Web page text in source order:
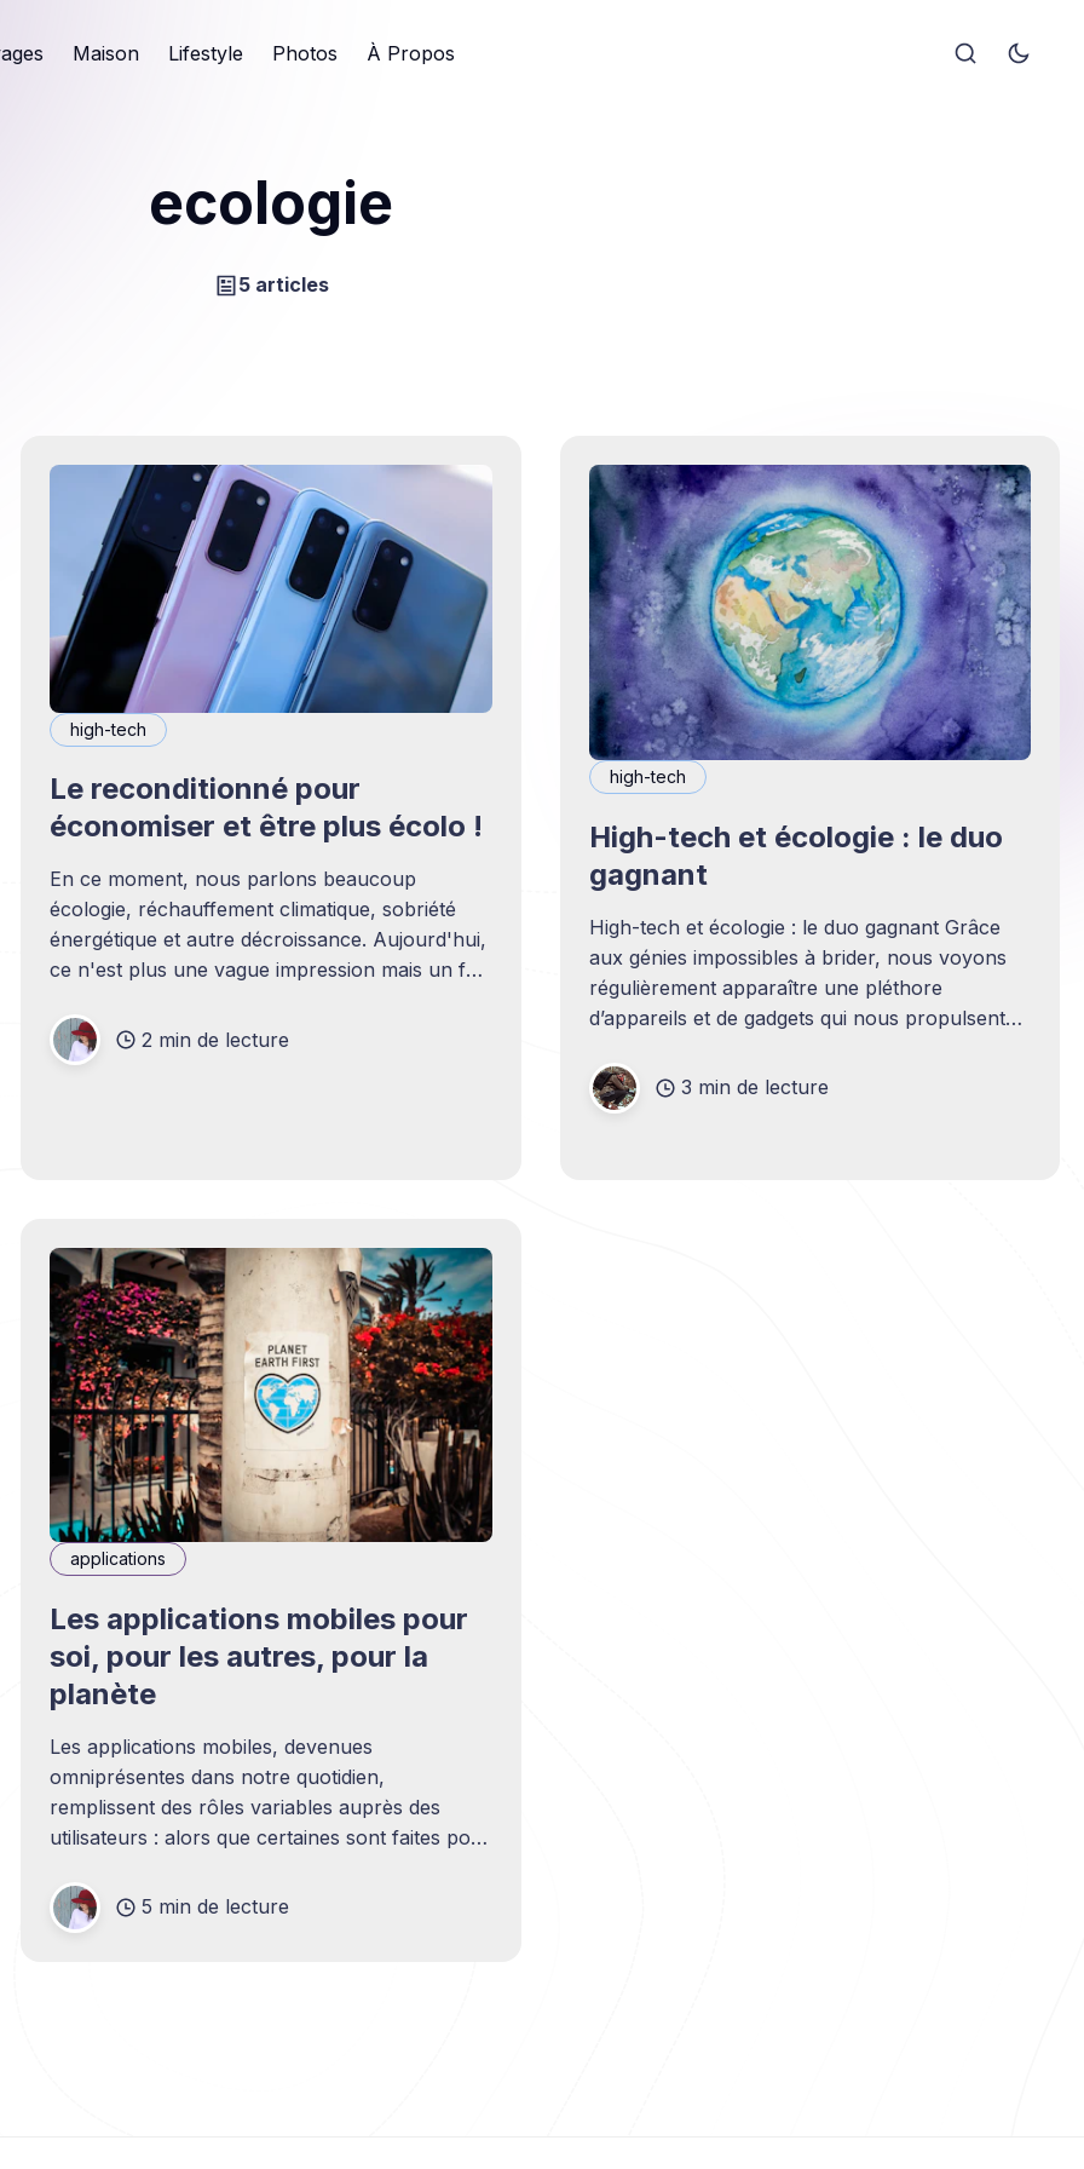
Maison Lifestyle Photos À Propos
ecologie
5 articles
high-tech
Le reconditionné pour
économiser et être plus écolo !
En ce moment, nous parlons beaucoup
écologie, réchauffement climatique, sobriété
énergétique et autre décroissance. Aujourd'hui,
ce n'est plus une vague impression mais un fait
réchauffe plus rapidement à cause de l'Humain
et de ses activités. Ce réchauffement pourrait
2 min de lecture
high-tech
High-tech et écologie : le duo
gagnant
High-tech et écologie : le duo gagnant Grâce
aux génies impossibles à brider, nous voyons
régulièrement apparaître une pléthore
d’appareils et de gadgets qui nous propulsent
qu’il n’y a vraiment pas de quoi se plaindre tant
ces solutions novatrices nous simplifient
3 min de lecture
applications
Les applications mobiles pour
soi, pour les autres, pour la
planète
Les applications mobiles, devenues
omniprésentes dans notre quotidien,
remplissent des rôles variables auprès des
utilisateurs : alors que certaines sont faites pour
précieuse pour gérer notre organisation
professionnelle et personnelle. Et puis il y a les
5 min de lecture